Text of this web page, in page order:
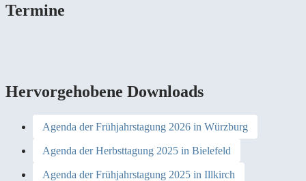
Termine
Hervorgehobene Downloads
Agenda der Frühjahrstagung 2026 in Würzburg
Agenda der Herbsttagung 2025 in Bielefeld
Agenda der Frühjahrstagung 2025 in Illkirch